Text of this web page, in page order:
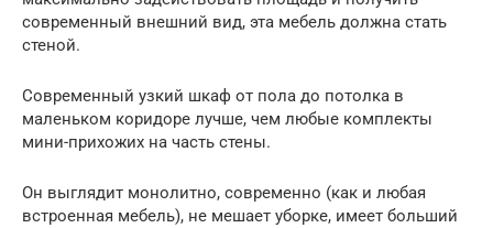
современный внешний вид, эта мебель должна стать
стеной.
Современный узкий шкаф от пола до потолка в
маленьком коридоре лучше, чем любые комплекты
мини-прихожих на часть стены.
Он выглядит монолитно, современно (как и любая
встроенная мебель), не мешает уборке, имеет больший